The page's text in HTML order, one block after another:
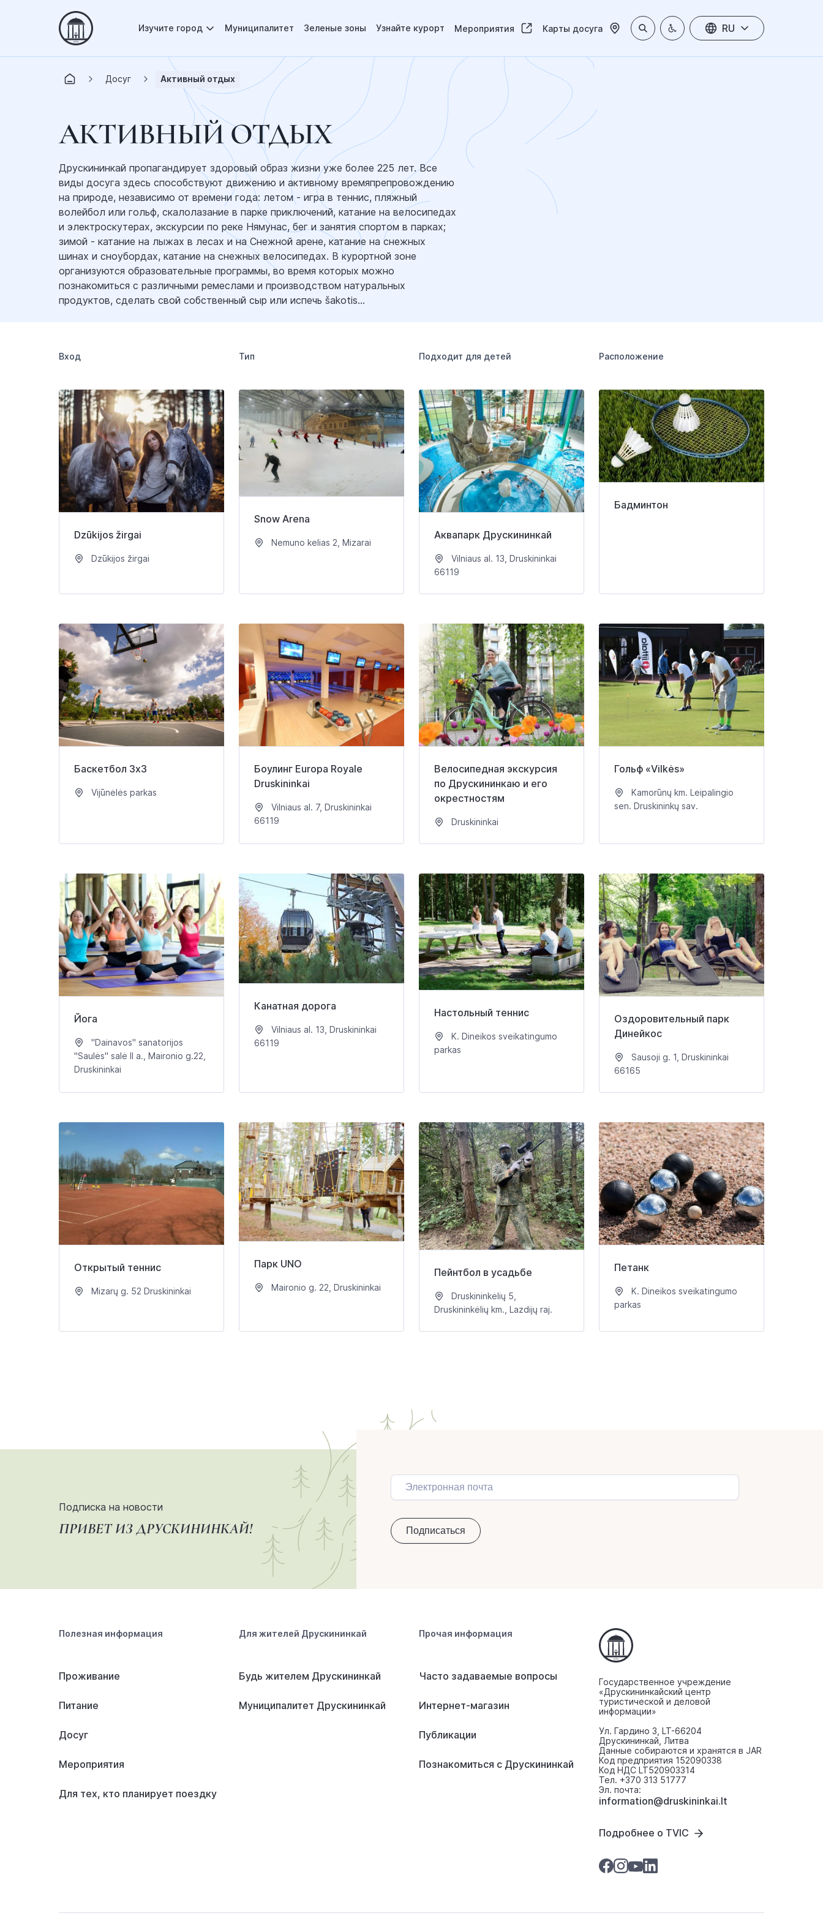
Изучите город Муниципалитет Зеленые зоны Узнайте курорт Мероприятия Карты досуга RU
Досуг Активный отдых
АКТИВНЫЙ ОТДЫХ
Друскининкай пропагандирует здоровый образ жизни уже более 225 лет. Все
виды досуга здесь способствуют движению и активному времяпрепровождению
на природе, независимо от времени года: летом - игра в теннис, пляжный
волейбол или гольф, скалолазание в парке приключений, катание на велосипедах
и электроскутерах, экскурсии по реке Нямунас, бег и занятия спортом в парках;
зимой - катание на лыжах в лесах и на Снежной арене, катание на снежных
шинах и сноубордах, катание на снежных велосипедах. В курортной зоне
организуются образовательные программы, во время которых можно
познакомиться с различными ремеслами и производством натуральных
продуктов, сделать свой собственный сыр или испечь šakotis...
Вход Тип Подходит для детей Расположение
Dzūkijos žirgai
Dzūkijos žirgai
Snow Arena
Nemuno kelias 2, Mizarai
Аквапарк Друскининкай
Vilniaus al. 13, Druskininkai
66119
Бадминтон
Баскетбол 3х3
Vijūnėlės parkas
Боулинг Europa Royale
Druskininkai
Vilniaus al. 7, Druskininkai
66119
Велосипедная экскурсия
по Друскининкаю и его
окрестностям
Druskininkai
Гольф «Vilkės»
Kamorūnų km. Leipalingio
sen. Druskininkų sav.
Йога
"Dainavos" sanatorijos
"Saulės" salė II a., Maironio g.22,
Druskininkai
Канатная дорога
Vilniaus al. 13, Druskininkai
66119
Настольный теннис
K. Dineikos sveikatingumo
parkas
Оздоровительный парк
Динейкос
Sausoji g. 1, Druskininkai
66165
Открытый теннис
Mizarų g. 52 Druskininkai
Парк UNO
Maironio g. 22, Druskininkai
Пейнтбол в усадьбе
Druskininkėlių 5,
Druskininkėlių km., Lazdijų raj.
Петанк
K. Dineikos sveikatingumo
parkas
Подписка на новости
ПРИВЕТ ИЗ ДРУСКИНИНКАЙ!
Полезная информация
Проживание
Питание
Досуг
Мероприятия
Для тех, кто планирует поездку
Для жителей Друскининкай
Будь жителем Друскининкай
Муниципалитет Друскининкай
Прочая информация
Часто задаваемые вопросы
Интернет-магазин
Публикации
Познакомиться с Друскининкaй
Государственное учреждение
«Друскининкайский центр
туристической и деловой
информации»
Ул. Гардино 3, LT-66204
Друскининкай, Литва
Данные собираются и хранятся в JAR
Код предприятия 152090338
Код НДС LT520903314
Тел. +370 313 51777
Эл. почта:
information@druskininkai.lt
Подробнее о TVIC